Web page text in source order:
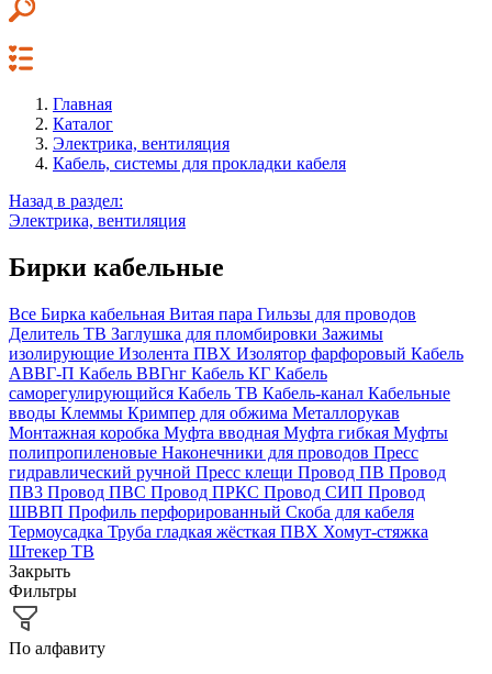
Главная
Каталог
Электрика, вентиляция
Кабель, системы для прокладки кабеля
Назад в раздел:
Электрика, вентиляция
Бирки кабельные
Все Бирка кабельная Витая пара Гильзы для проводов
Делитель ТВ Заглушка для пломбировки Зажимы
изолирующие Изолента ПВХ Изолятор фарфоровый Кабель
АВВГ-П Кабель ВВГнг Кабель КГ Кабель
саморегулирующийся Кабель ТВ Кабель-канал Кабельные
вводы Клеммы Кримпер для обжима Металлорукав
Монтажная коробка Муфта вводная Муфта гибкая Муфты
полипропиленовые Наконечники для проводов Пресс
гидравлический ручной Пресс клещи Провод ПВ Провод
ПВ3 Провод ПВС Провод ПРКС Провод СИП Провод
ШВВП Профиль перфорированный Скоба для кабеля
Термоусадка Труба гладкая жёсткая ПВХ Хомут-стяжка
Штекер ТВ
Закрыть
Фильтры
По алфавиту